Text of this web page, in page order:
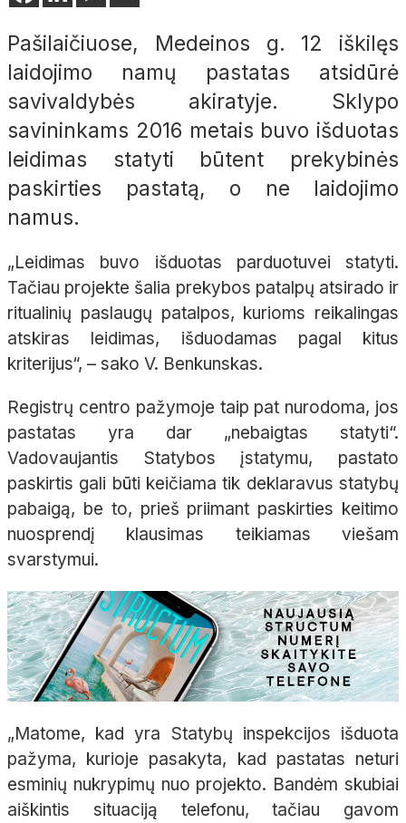
Pašilaičiuose, Medeinos g. 12 iškilęs
laidojimo namų pastatas atsidūrė
savivaldybės akiratyje. Sklypo
savininkams 2016 metais buvo išduotas
leidimas statyti būtent prekybinės
paskirties pastatą, o ne laidojimo
namus.
„Leidimas buvo išduotas parduotuvei statyti.
Tačiau projekte šalia prekybos patalpų atsirado ir
ritualinių paslaugų patalpos, kurioms reikalingas
atskiras leidimas, išduodamas pagal kitus
kriterijus“, – sako V. Benkunskas.
Registrų centro pažymoje taip pat nurodoma, jos
pastatas yra dar „nebaigtas statyti“.
Vadovaujantis Statybos įstatymu, pastato
paskirtis gali būti keičiama tik deklaravus statybų
pabaigą, be to, prieš priimant paskirties keitimo
nuosprendį klausimas teikiamas viešam
svarstymui.
„Matome, kad yra Statybų inspekcijos išduota
pažyma, kurioje pasakyta, kad pastatas neturi
esminių nukrypimų nuo projekto. Bandėm skubiai
aiškintis situaciją telefonu, tačiau gavom